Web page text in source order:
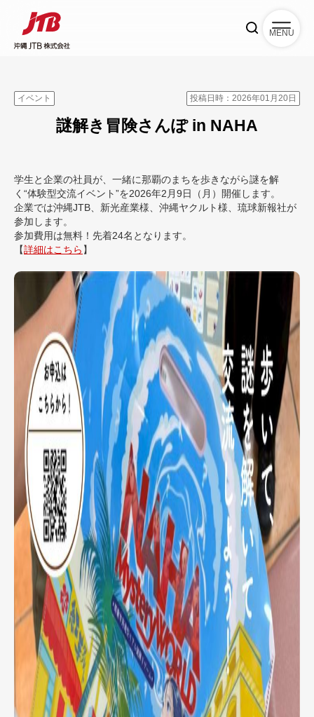
MENU
イベント 投稿日時：2026年01月20日
謎解き冒険さんぽ in NAHA
学生と企業の社員が、一緒に那覇のまちを歩きながら謎を解
く“体験型交流イベント”を2026年2月9日（月）開催します。
企業では沖縄JTB、新光産業様、沖縄ヤクルト様、琉球新報社が
参加します。
参加費用は無料！先着24名となります。
【詳細はこちら 】